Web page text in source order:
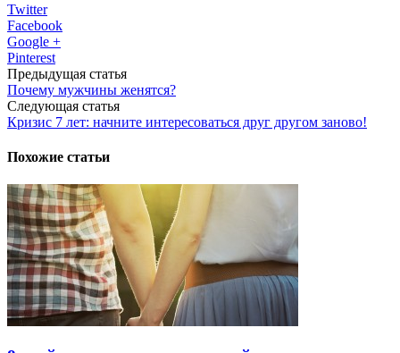
Twitter
Facebook
Google +
Pinterest
Предыдущая статья
Почему мужчины женятся?
Следующая статья
Кризис 7 лет: начните интересоваться друг другом заново!
Похожие статьи